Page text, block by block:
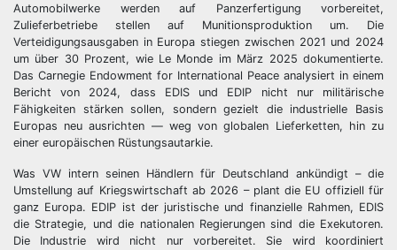
Automobilwerke werden auf Panzerfertigung vorbereitet,
Zulieferbetriebe stellen auf Munitionsproduktion um. Die
Verteidigungsausgaben in Europa stiegen zwischen 2021 und 2024
um über 30 Prozent, wie Le Monde im März 2025 dokumentierte.
Das Carnegie Endowment for International Peace analysiert in einem
Bericht von 2024, dass EDIS und EDIP nicht nur militärische
Fähigkeiten stärken sollen, sondern gezielt die industrielle Basis
Europas neu ausrichten — weg von globalen Lieferketten, hin zu
einer europäischen Rüstungsautarkie.
Was VW intern seinen Händlern für Deutschland ankündigt – die
Umstellung auf Kriegswirtschaft ab 2026 – plant die EU offiziell für
ganz Europa. EDIP ist der juristische und finanzielle Rahmen, EDIS
die Strategie, und die nationalen Regierungen sind die Exekutoren.
Die Industrie wird nicht nur vorbereitet. Sie wird koordiniert